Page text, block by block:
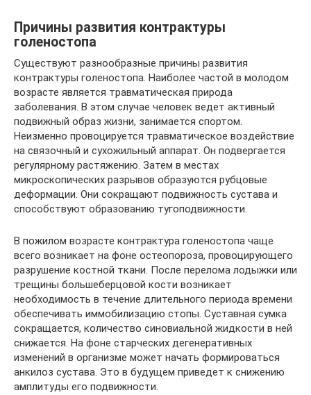
Причины развития контрактуры
голеностопа
Существуют разнообразные причины развития
контрактуры голеностопа. Наиболее частой в молодом
возрасте является травматическая природа
заболевания. В этом случае человек ведет активный
подвижный образ жизни, занимается спортом.
Неизменно провоцируется травматическое воздействие
на связочный и сухожильный аппарат. Он подвергается
регулярному растяжению. Затем в местах
микроскопических разрывов образуются рубцовые
деформации. Они сокращают подвижность сустава и
способствуют образованию тугоподвижности.
В пожилом возрасте контрактура голеностопа чаще
всего возникает на фоне остеопороза, провоцирующего
разрушение костной ткани. После перелома лодыжки или
трещины большеберцовой кости возникает
необходимость в течение длительного периода времени
обеспечивать иммобилизацию стопы. Суставная сумка
сокращается, количество синовиальной жидкости в ней
снижается. На фоне старческих дегенеративных
изменений в организме может начать формироваться
анкилоз сустава. Это в будущем приведет к снижению
амплитуды его подвижности.